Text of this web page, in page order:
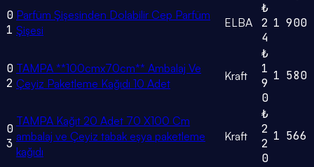
0
1
Parfüm Şişesinden Dolabilir Cep Parfüm
Şişesi
ELBA
₺
2
4
1 900
0
2
TAMPA **100cmx70cm** Ambalaj Ve
Çeyiz Paketleme Kağıdı 10 Adet
Kraft
₺
1
9
0
1 580
0
3
TAMPA Kağıt 20 Adet 70 X100 Cm
ambalaj ve Çeyiz tabak eşya paketleme
kağıdı
Kraft
₺
2
2
0
1 566